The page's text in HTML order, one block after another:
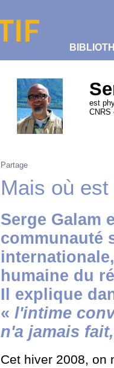
est
CNRS
Partage
Mais où
Serge Galam
communauté
humaine du
Il explique
« l'intime
n'a jamais
Cet hiver 2008, on